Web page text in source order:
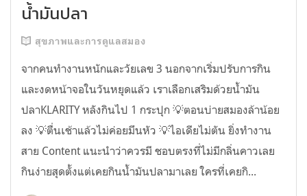
น้ำมันปลา
สุขภาพและการดูแลสมอง
จากคนทำงานหนักและวัยเลข 3 นอกจากเริ่มปรับการกิน
และงดหน้าจอในวันหยุดแล้ว เราเลือกเสริมด้วยน้ำมัน
ปลาKLARITY หลังกินไป 1 กระปุก 💡ตอนบ่ายสมองล้าน้อย
ลง 💡ตื่นเช้าแล้วไม่ค่อยมึนหัว 💡ไอเดียไม่ตัน ยิ่งทำงาน
สาย Content แนะนำว่าควรมี ชอบตรงที่ไม่มีกลิ่นคาวเลย
กินง่ายสุดตั้งแต่เคยกินน้ำมันปลามาเลย ใครที่เคยกิ...